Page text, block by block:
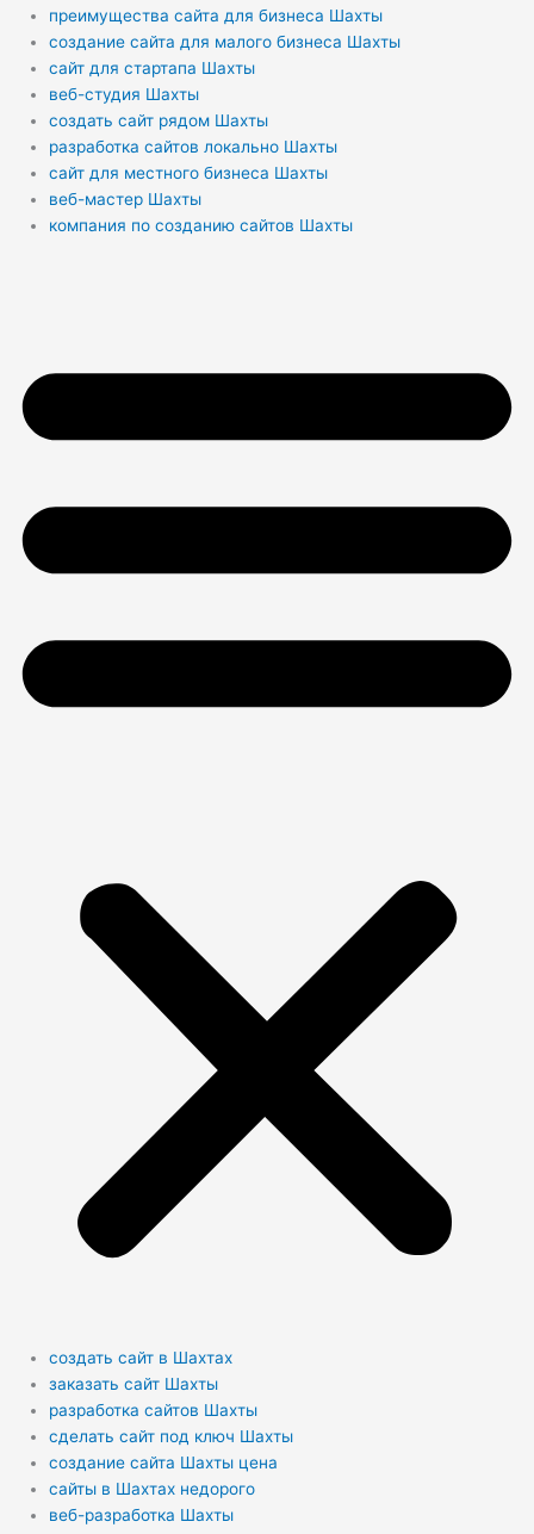
преимущества сайта для бизнеса Шахты
создание сайта для малого бизнеса Шахты
сайт для стартапа Шахты
веб-студия Шахты
создать сайт рядом Шахты
разработка сайтов локально Шахты
сайт для местного бизнеса Шахты
веб-мастер Шахты
компания по созданию сайтов Шахты
создать сайт в Шахтах
заказать сайт Шахты
разработка сайтов Шахты
сделать сайт под ключ Шахты
создание сайта Шахты цена
сайты в Шахтах недорого
веб-разработка Шахты